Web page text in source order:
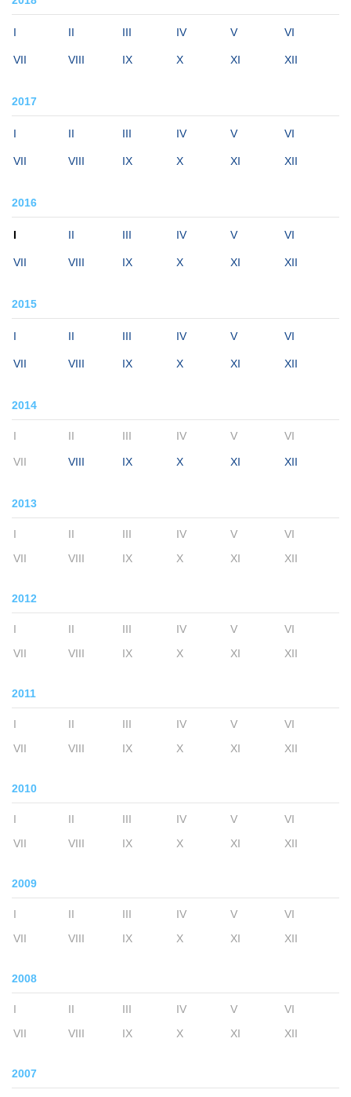
I II III IV V VI
VII VIII IX X XI XII
2017
I II III IV V VI
VII VIII IX X XI XII
2016
I II III IV V VI
VII VIII IX X XI XII
2015
I II III IV V VI
VII VIII IX X XI XII
2014
I II III IV V VI
VII VIII IX X XI XII
2013
I II III IV V
VI
VII
VIII IX X XI XII
2012
I II III IV V
VI
VII
VIII IX X XI XII
2011
I II III IV V
VI
VII
VIII IX X XI XII
2010
I II III IV V
VI
VII
VIII IX X XI XII
2009
I II III IV V
VI
VII
VIII IX X XI XII
2008
I II III IV V
VI
VII
VIII IX X XI XII
2007